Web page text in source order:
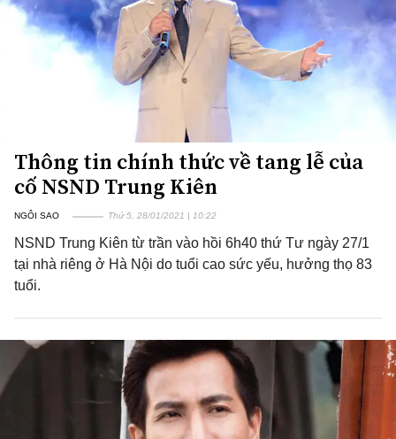
Thông tin chính thức về tang lễ của
cố NSND Trung Kiên
NGÔI SAO Thứ 5, 28/01/2021 | 10:22
NSND Trung Kiên từ trần vào hồi 6h40 thứ Tư ngày 27/1
tại nhà riêng ở Hà Nội do tuổi cao sức yếu, hưởng thọ 83
tuổi.